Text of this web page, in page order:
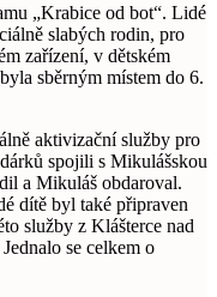
„Krabice od bot“. Lidé
slabých rodin, pro
zařízení, v dětském
sběrným místem do 6.
aktivizační služby pro
spojili s Mikulášskou
a Mikuláš obdaroval.
dítě byl také připraven
služby z Klášterce nad
se celkem o